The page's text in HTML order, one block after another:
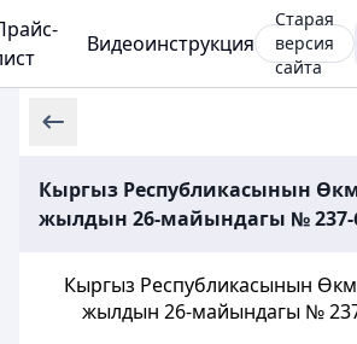
Видеоинструкция
Старая
версия
сайта
Кыргыз Республикасынын
жылдын 26-майындагы № 237-
Кыргыз Республикасынын
жылдын 26-майындагы №